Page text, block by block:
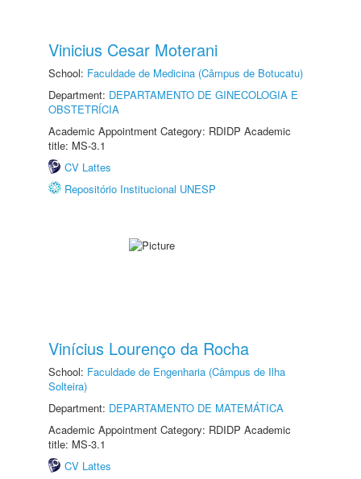
Vinicius Cesar Moterani
School: Faculdade de Medicina (Câmpus de Botucatu)
Department: DEPARTAMENTO DE GINECOLOGIA E
OBSTETRÍCIA
Academic Appointment Category: RDIDP Academic
title: MS-3.1
CV Lattes
Repositório Institucional UNESP
Vinícius Lourenço da Rocha
School: Faculdade de Engenharia (Câmpus de Ilha
Solteira)
Department: DEPARTAMENTO DE MATEMÁTICA
Academic Appointment Category: RDIDP Academic
title: MS-3.1
CV Lattes